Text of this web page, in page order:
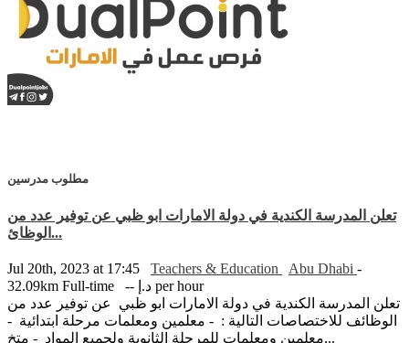
مطلوب مدرسين
تعلن المدرسة الكندية في دولة الامارات ابو ظبي عن توفير عدد من
الوظائ...
Jul 20th, 2023 at 17:45 Teachers & Education Abu Dhabi -
32.09km Full-time
-- د.إ per hour
تعلن المدرسة الكندية في دولة الامارات ابو ظبي عن توفير عدد من
الوظائف للاختصاصات التالية : - معلمين ومعلمات مرحلة ابتدائية -
معلمين ومعلمات للمرحلة الثانوية ولجميع المواد - متخ...